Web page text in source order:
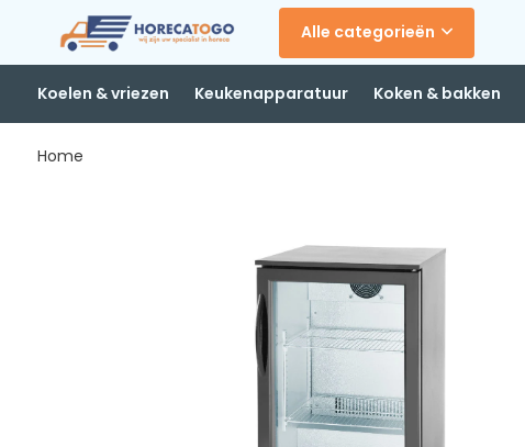
Alle categorieën
Koelen & vriezen Keukenapparatuur Koken & bakken
Home